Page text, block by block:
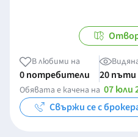
В любими на
0 потребители 20 пъти
Обявата е качена на 07 юли
Свържи се с